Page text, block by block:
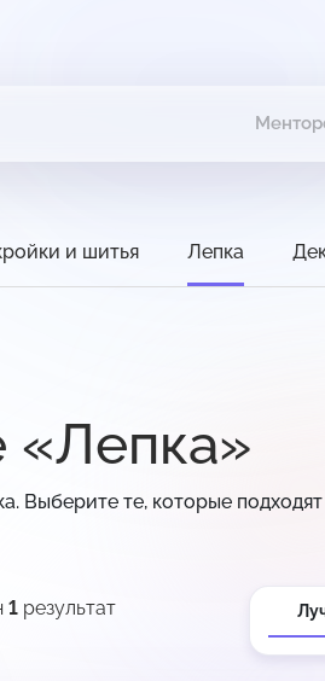
и шитья Лепка
«Лепка»
Выберите те, которые
1 результат